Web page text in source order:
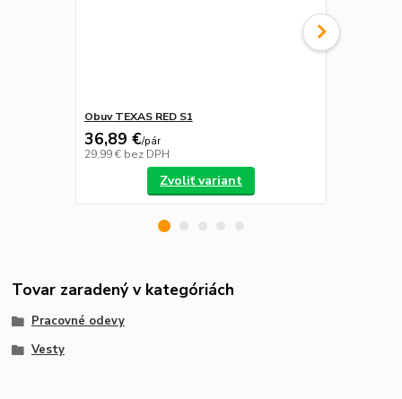
Obuv TEXAS RED S1
36,89 €/pár
29,99 € bez DPH
Zvoliť variant
Tovar zaradený v kategóriách
Pracovné odevy
Vesty